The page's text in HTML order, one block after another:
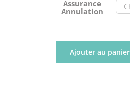
Assurance
Annulation
Ajouter au panier